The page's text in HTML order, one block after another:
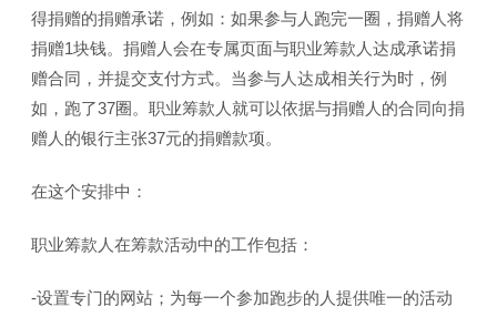
得捐赠的捐赠承诺，例如：如果参与人跑完一圈，捐赠人将
捐赠1块钱。捐赠人会在专属页面与职业筹款人达成承诺捐
赠合同，并提交支付方式。当参与人达成相关行为时，例
如，跑了37圈。职业筹款人就可以依据与捐赠人的合同向捐
赠人的银行主张37元的捐赠款项。
在这个安排中：
职业筹款人在筹款活动中的工作包括：
-设置专门的网站；为每一个参加跑步的人提供唯一的活动